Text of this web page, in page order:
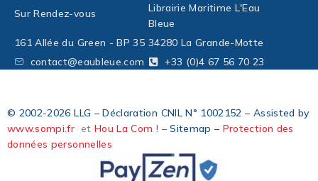
Sur Rendez-vous
Librairie Maritime L'Eau
Bleue
161 Allée du Green - BP 35 34280 La Grande-Motte
contact@eaubleue.com
+33 (0)4 67 56 70 23
© 2002-2026 LLG – Déclaration CNIL N° 1002152 – Assisted by
www.sompi.fr et Hou La Com ! –Sitemap – Protection des
données personnelles